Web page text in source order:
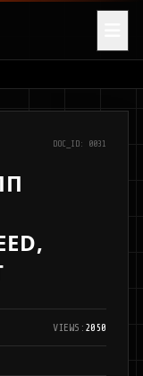
DOC_ID: 0031
VIEWS: 2050